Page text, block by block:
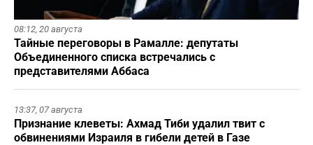
08:12, 20 августа
Тайные переговоры в Рамалле: депутаты
Объединенного списка встречались с
представителями Аббаса
13:37, 07 августа
Признание клеветы: Ахмад Тиби удалил твит с
обвинениями Израиля в гибели детей в Газе